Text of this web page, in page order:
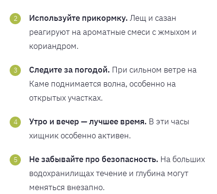
Используйте прикормку. Лещ и сазан
реагируют на ароматные смеси с жмыхом и
кориандром.
Следите за погодой. При сильном ветре на
Каме поднимается волна, особенно на
открытых участках.
Утро и вечер — лучшее время. В эти часы
хищник особенно активен.
Не забывайте про безопасность. На больших
водохранилищах течение и глубина могут
меняться внезапно.